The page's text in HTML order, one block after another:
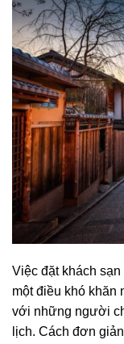
Việc đặt khách
một điều khó khăn
với những người
lịch. Cách đơn